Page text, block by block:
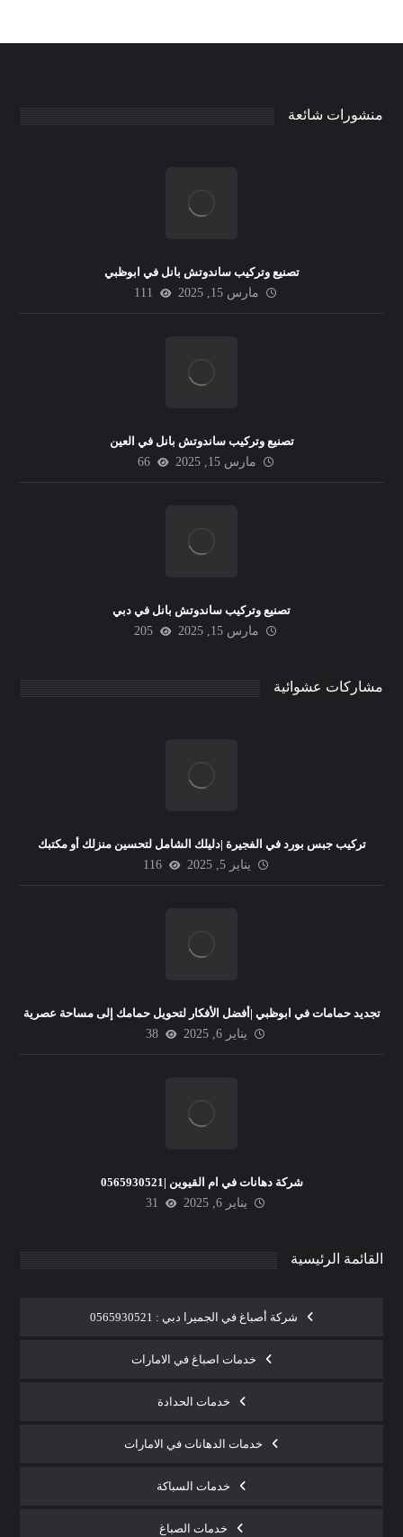
منشورات شائعة
تصنيع وتركيب ساندوتش بانل في ابوظبي
مارس 15, 2025
111
تصنيع وتركيب ساندوتش بانل في العين
مارس 15, 2025
66
تصنيع وتركيب ساندوتش بانل في دبي
مارس 15, 2025
205
مشاركات عشوائية
تركيب جبس بورد في الفجيرة |دليلك الشامل لتحسين منزلك أو مكتبك
يناير 5, 2025
116
تجديد حمامات في ابوظبي |أفضل الأفكار لتحويل حمامك إلى مساحة عصرية
يناير 6, 2025
38
شركة دهانات في ام القيوين |0565930521
يناير 6, 2025
31
القائمة الرئيسية
شركة أصباغ في الجميرا دبي : 0565930521
خدمات اصباغ في الامارات
خدمات الحدادة
خدمات الدهانات في الامارات
خدمات السباكة
خدمات الصباغ